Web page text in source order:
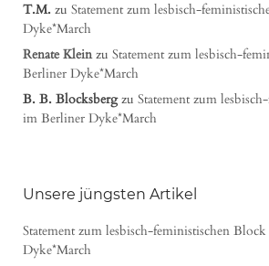
T.M. zu Statement zum lesbisch-
Dyke*March
Renate Kleinzu Statement zum lesbisch-
Berliner Dyke*March
B. B. Blocksbergzu Statement zum
im Berliner Dyke*March
Unsere jüngsten Artikel
Statement zum lesbisch-feministischen
Dyke*March